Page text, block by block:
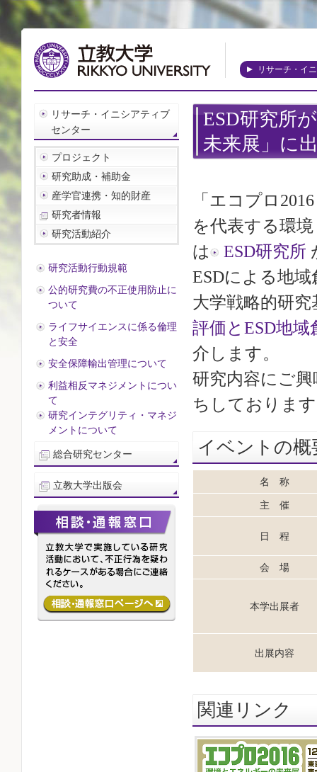
リサーチ・イ
ESD研究所
未来展」に
「エコプロ
を代表する環
は
ESD研究所
ESDによる地
大学戦略的研
評価とESD地
介します。
研究内容にご
ちしておりま
イベントの概
名 称
主 催
日 程
会 場
本学出展者
出展内容
関連リンク
リサーチ・イニシアティブ
センター
プロジェクト
研究助成・補助金
産学官連携・知的財産
研究者情報
研究活動紹介
研究活動行動規範
公的研究費の不正使用防止に
ついて
ライフサイエンスに係る倫理
と安全
安全保障輸出管理について
利益相反マネジメントについ
て
研究インテグリティ・マネジ
メントについて
総合研究センター
立教大学出版会